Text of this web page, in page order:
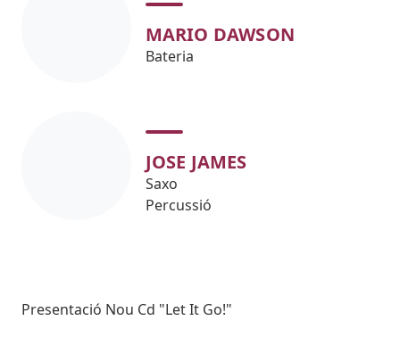
MARIO DAWSON
Bateria
JOSE JAMES
Saxo
Percussió
Subtitol
Presentació Nou Cd "Let It Go!"